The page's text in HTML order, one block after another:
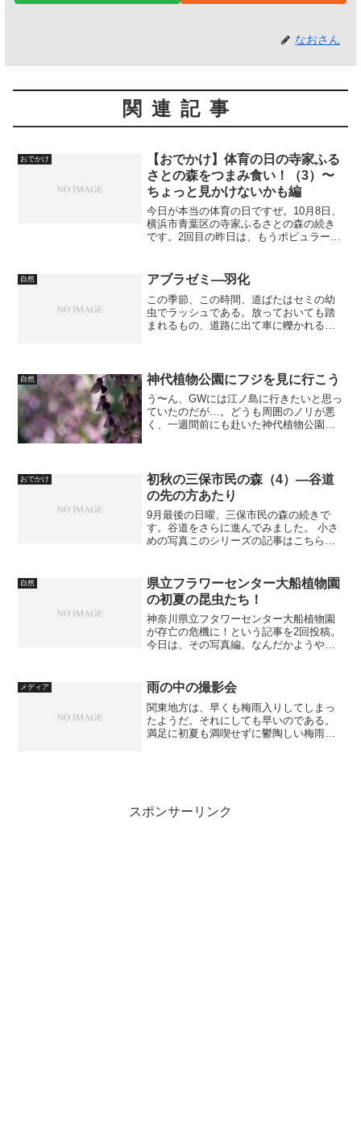
なおさん
関連記事
おでかけ
【おでかけ】体育の日の寺家ふる
さとの森をつまみ食い！（3）〜
ちょっと見かけないかも編
今日が本当の体育の日ですぜ。10月8日、
横浜市青葉区の寺家ふるさとの森の続き
です。2回目の昨日は、もうポピュラーと
見かけないかも編です。2回目の記事はこ
ちら：【おでか...
自然 アブラゼミ―羽化
この季節、この時間、道ばたはセミの幼
虫でラッシュである。放っておいても踏
まれるもの、道路に出て車に轢かれるも
回は、...
自然 神代植物公園にフジを見に行こう
う〜ん、GWには江ノ島に行きたいと思っ
ていたのだが…。どうも周囲のノリが悪
く、一週間前にも赴いた神代植物公園な
→人だらけ、好天のGW...
おでかけ
初秋の三保市民の森（4）―谷道
の先の方あたり
9月最後の日曜、三保市民の森の続きで
す。谷道をさらに進んでみました。 小さ
めの写真このシリーズの記事はこちら：
道に入りかけのところとか 初秋の三保市
民の森（3）―谷...
自然
県立フラワーセンター大船植物園
の初夏の昆虫たち！
神奈川県立フタワーセンター大船植物園
が存亡の危機に！という記事を2回投稿。
今日は、その写真編。なんだかようや
物園が存亡の危機に！（続）県立フラワ
ーセンター大船植物園が存...
メディア 雨の中の撮影会
関東地方は、早くも梅雨入りしてしまっ
たようだ。それにしても早いのである。
満足に初夏も満喫せずに鬱陶しい梅雨に
スポンサーリンク